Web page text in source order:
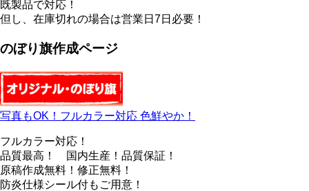
既製品で対応！
但し、在庫切れの場合は営業日7日必要！
のぼり旗作成ページ
写真もOK！フルカラー対応 色鮮やか！
フルカラー対応！
品質最高！ 国内生産！品質保証！
原稿作成無料！修正無料！
防炎仕様シール付もご用意！